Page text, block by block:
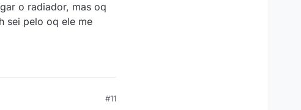
o radiador, mas oq
sei pelo oq ele me
#11